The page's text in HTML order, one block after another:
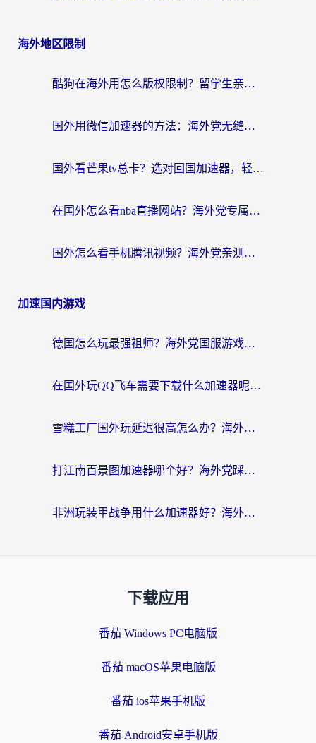
海外地区限制
酷狗在海外用怎么版权限制？留学生亲测：3步解决听国内音乐难题
国外用微信加速器的方法：海外党无缝连接国内生活的实用指南
国外看芒果tv总卡？选对回国加速器，轻松追《浪姐》不费劲
在国外怎么看nba直播网站？海外党专属体育观赛指南，告别地区限制！
国外怎么看手机腾讯视频？海外党亲测有效的追剧加速器选择指南
加速国内游戏
德国怎么玩最强祖师？海外党国服游戏加速器选择全攻略（附宝可梦Online实测）
在国外玩QQ飞车需要下载什么加速器呢？海外党亲测有效的国服游戏加速指南
雪糕工厂国外玩延迟很高怎么办？海外玩家国服游戏加速终极攻略（附实测推荐）
打江南百景图加速器哪个好？海外党踩坑N次后，终于找到不卡的秘诀
非洲玩装甲战争用什么加速器好？海外党亲测有效的国服游戏加速方案
下载应用
番茄 Windows PC电脑版
番茄 macOS苹果电脑版
番茄 ios苹果手机版
番茄 Android安卓手机版